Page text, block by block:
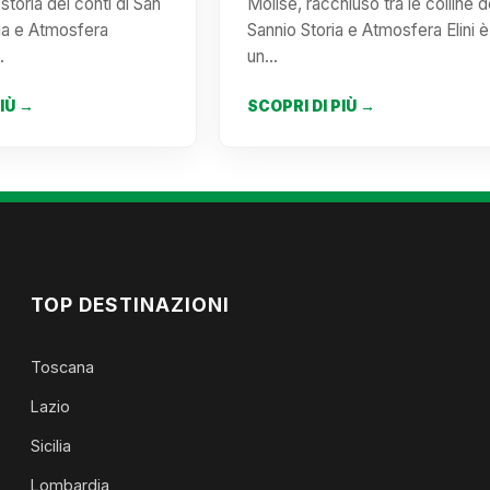
e Atmosfera
→
Sannio Storia e Atmosfera Elini è
un…
SCOPRI DI PIÙ →
TOP DESTINAZIONI
Toscana
Lazio
Sicilia
Lombardia